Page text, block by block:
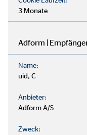
3 Monate
Adform |
Name:
uid, C
Anbieter:
Adform A/S
Zweck: